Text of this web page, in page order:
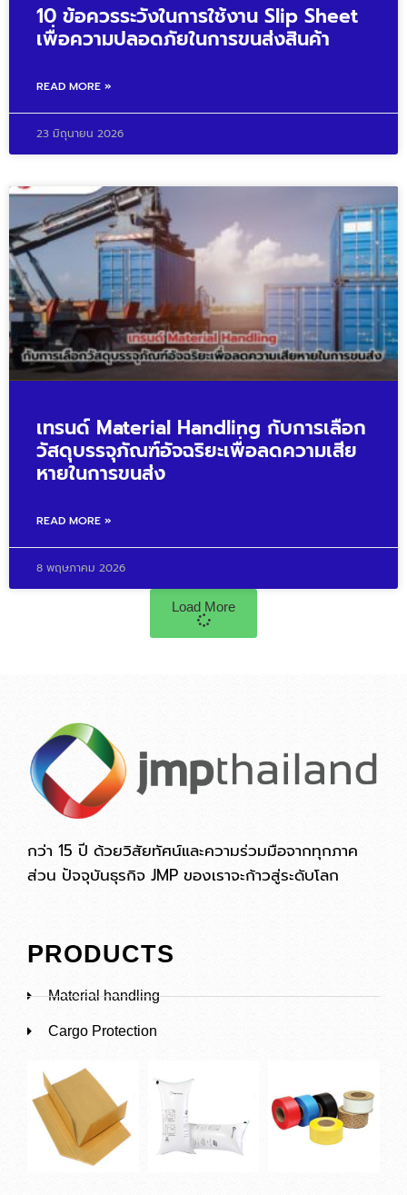
10 ข้อควรระวังในการใช้งาน Slip Sheet
เพื่อความปลอดภัยในการขนส่งสินค้า
READ MORE »
23 มิถุนายน 2026
เทรนด์ Material Handling กับการเลือก
วัสดุบรรจุภัณฑ์อัจฉริยะเพื่อลดความเสีย
หายในการขนส่ง
READ MORE »
8 พฤษภาคม 2026
Load More
กว่า 15 ปี ด้วยวิสัยทัศน์และความร่วมมือจากทุกภาค
ส่วน ปัจจุบันธุรกิจ JMP ของเราจะก้าวสู่ระดับโลก
PRODUCTS
Material handling
Cargo Protection